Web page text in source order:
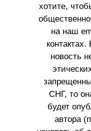
хотите,
на наш
новость
СНГ, то
будет
автора